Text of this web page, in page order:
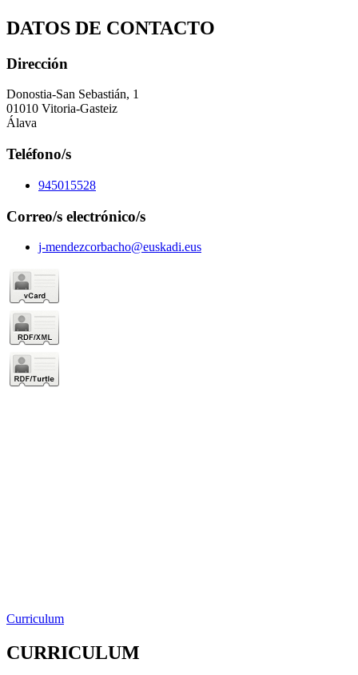
DATOS DE CONTACTO
Dirección
Donostia-San Sebastián, 1
01010 Vitoria-Gasteiz
Álava
Teléfono/s
945015528
Correo/s electrónico/s
j-mendezcorbacho@euskadi.eus
Curriculum
CURRICULUM